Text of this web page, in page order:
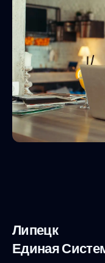
Липецк
Единая